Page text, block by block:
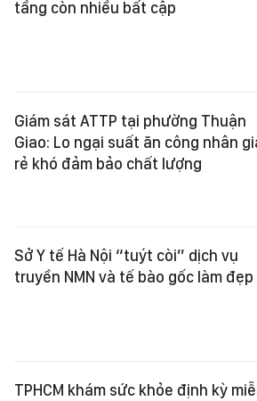
tầng còn nhiều bất cập
Giám sát ATTP tại phường Thuận
Giao: Lo ngại suất ăn công nhân
rẻ khó đảm bảo chất lượng
Sở Y tế Hà Nội “tuýt còi” dịch vụ
truyền NMN và tế bào gốc làm đẹp
TPHCM khám sức khỏe định kỳ